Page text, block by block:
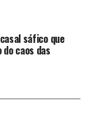
sáfico que
caos das